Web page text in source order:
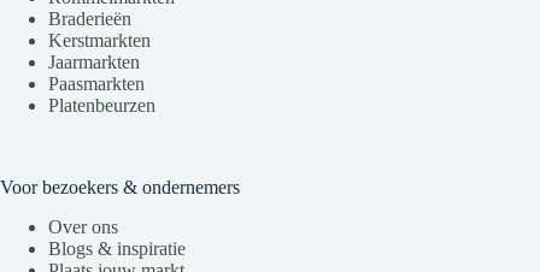
Braderieën
Kerstmarkten
Jaarmarkten
Paasmarkten
Platenbeurzen
Voor bezoekers & ondernemers
Over ons
Blogs & inspiratie